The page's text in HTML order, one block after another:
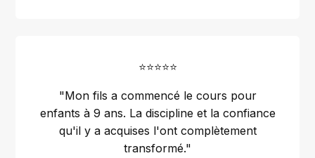
⭐⭐⭐⭐⭐
"Mon fils a commencé le cours pour
enfants à 9 ans. La discipline et la confiance
qu'il y a acquises l'ont complètement
transformé."